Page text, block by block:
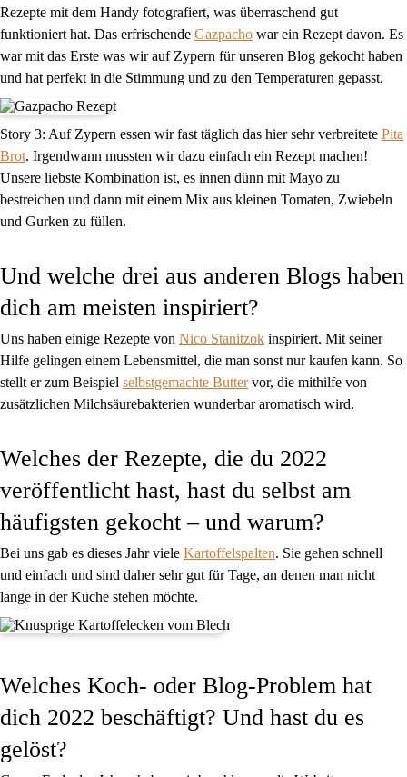
Rezepte mit dem Handy fotografiert, was überraschend gut
funktioniert hat. Das erfrischende Gazpacho war ein Rezept davon. Es
war mit das Erste was wir auf Zypern für unseren Blog gekocht haben
und hat perfekt in die Stimmung und zu den Temperaturen gepasst.
Story 3: Auf Zypern essen wir fast täglich das hier sehr verbreitete Pita
Brot. Irgendwann mussten wir dazu einfach ein Rezept machen!
Unsere liebste Kombination ist, es innen dünn mit Mayo zu
bestreichen und dann mit einem Mix aus kleinen Tomaten, Zwiebeln
und Gurken zu füllen.
Und welche drei aus anderen Blogs haben
dich am meisten inspiriert?
Uns haben einige Rezepte von Nico Stanitzok inspiriert. Mit seiner
Hilfe gelingen einem Lebensmittel, die man sonst nur kaufen kann. So
stellt er zum Beispiel selbstgemachte Buttervor, die mithilfe von
zusätzlichen Milchsäurebakterien wunderbar aromatisch wird.
Welches der Rezepte, die du 2022
veröffentlicht hast, hast du selbst am
häufigsten gekocht – und warum?
Bei uns gab es dieses Jahr viele Kartoffelspalten. Sie gehen schnell
und einfach und sind daher sehr gut für Tage, an denen man nicht
lange in der Küche stehen möchte.
Welches Koch- oder Blog-Problem hat
dich 2022 beschäftigt? Und hast du es
gelöst?